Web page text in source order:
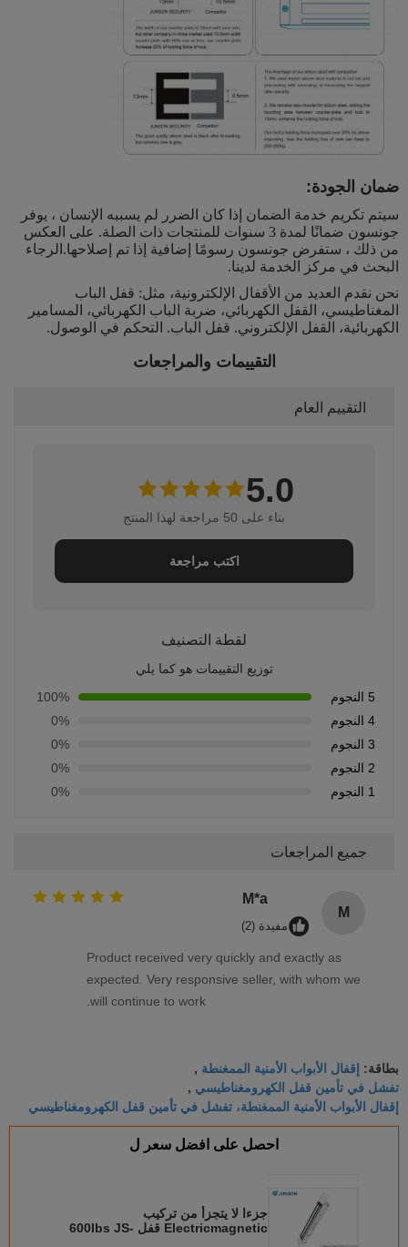
ضمان الجودة:
سيتم تكريم خدمة الضمان إذا كان الضرر لم يسببه الإنسان ، يوفر
جونسون ضمانًا لمدة 3 سنوات للمنتجات ذات الصلة. على العكس
من ذلك ، ستفرض جونسون رسومًا إضافية إذا تم إصلاحها.الرجاء
البحث في مركز الخدمة لدينا.
نحن نقدم العديد من الأقفال الإلكترونية، مثل: قفل الباب
المغناطيسي، القفل الكهربائي، ضربة الباب الكهربائي، المسامير
الكهربائية، القفل الإلكتروني. قفل الباب. التحكم في الوصول.
التقييمات والمراجعات
التقييم العام
5.0
بناء على 50 مراجعة لهذا المنتج
اكتب مراجعة
لقطة التصنيف
توزيع التقييمات هو كما يلي
5 النجوم
100%
4 النجوم
0%
3 النجوم
0%
2 النجوم
0%
1 النجوم
0%
جميع المراجعات
M
M*a
مفيدة (2)
Product received very quickly and exactly as
expected. Very responsive seller, with whom we
will continue to work.
بطاقة: إقفال الأبواب الأمنية الممغنطة ,
تفشل في تأمين قفل الكهرومغناطيسي ,
إقفال الأبواب الأمنية الممغنطة، تفشل في تأمين قفل الكهرومغناطيسي
احصل على افضل سعر ل
جزءا لا يتجزأ من تركيب
Electricmagnetic قفل 600lbs JS-